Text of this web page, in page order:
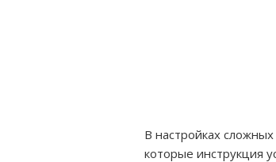
В настройках
которые инструкция